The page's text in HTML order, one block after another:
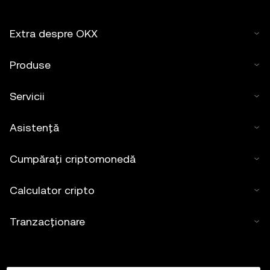
Extra despre OKX
Produse
Servicii
Asistență
Cumpărați criptomonedă
Calculator cripto
Tranzacționare